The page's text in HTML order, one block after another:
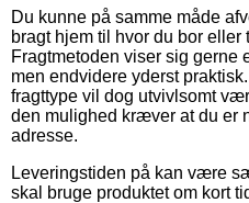
Du kunne på samme måde
bragt hjem til hvor du bor eller
Fragtmetoden viser sig gerne
men endvidere yderst
fragttype vil dog utvivlsomt
den mulighed kræver at du er
adresse.
Leveringstiden på kan være
skal bruge produktet om kort